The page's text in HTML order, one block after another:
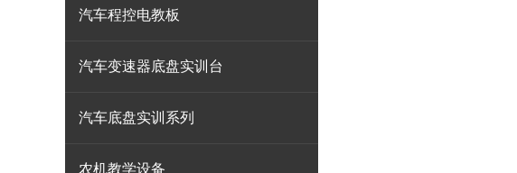
汽车程控电教板
汽车变速器底盘实训台
汽车底盘实训系列
农机教学设备